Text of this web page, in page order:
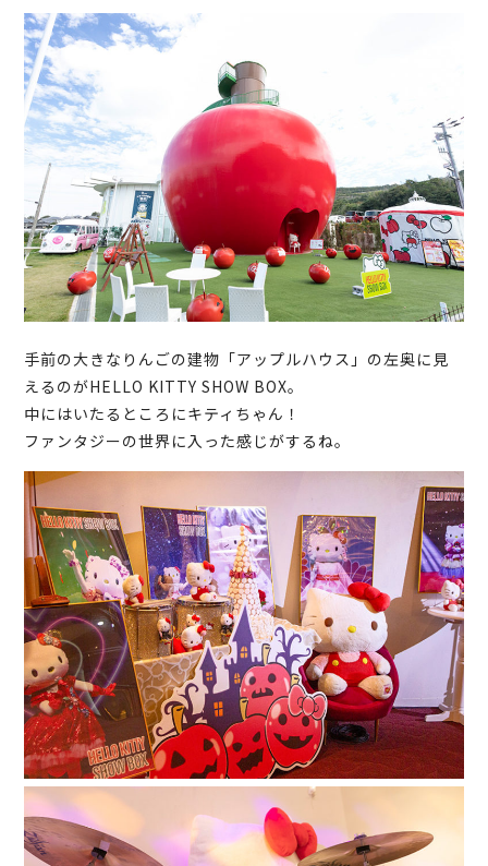
手前の大きなりんごの建物「アップルハウス」の左奥に見
えるのがHELLO KITTY SHOW BOX。
中にはいたるところにキティちゃん！
ファンタジーの世界に入った感じがするね。